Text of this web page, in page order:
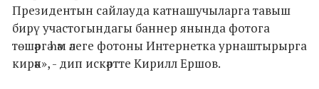
Президентын сайлауда катнашучыларга тавыш
бирү участогындагы баннер янында фотога
төшәргә һәм әлеге фотоны Интернетка урнаштырырга
кирәк», - дип искәртте Кирилл Ершов.